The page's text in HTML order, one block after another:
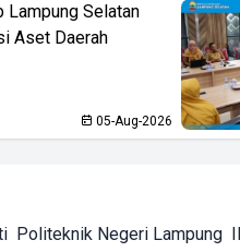
Lampung Selatan
Aset Daerah
05-Aug-2026
Politeknik Negeri Lampung